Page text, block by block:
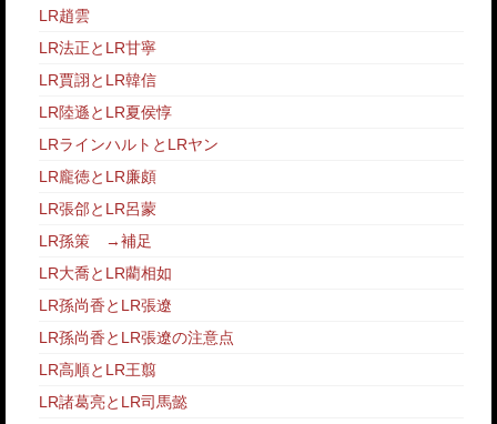
LR趙雲
LR法正とLR甘寧
LR賈詡とLR韓信
LR陸遜とLR夏侯惇
LRラインハルトとLRヤン
LR龐徳とLR廉頗
LR張郃とLR呂蒙
LR孫策 →補足
LR大喬とLR藺相如
LR孫尚香とLR張遼
LR孫尚香とLR張遼の注意点
LR高順とLR王翦
LR諸葛亮とLR司馬懿